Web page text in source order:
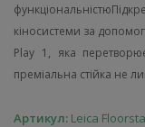
кіносистеми за
Play 1, яка
преміальна стійка не
Артикул: Leica